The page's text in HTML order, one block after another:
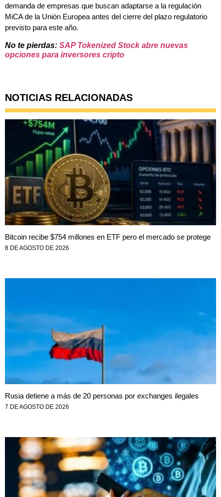
demanda de empresas que buscan adaptarse a la regulación
MiCA de la Unión Europea antes del cierre del plazo regulatorio
previsto para este año.
No te pierdas: SAP Tokenized Stock abre nuevas
opciones para inversores cripto
NOTICIAS RELACIONADAS
Bitcoin recibe $754 millones en ETF pero el mercado se protege
8 DE AGOSTO DE 2026
Rusia detiene a más de 20 personas por exchanges ilegales
7 DE AGOSTO DE 2026